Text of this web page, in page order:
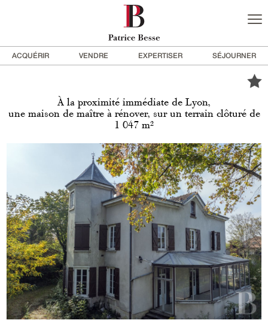
ACQUÉRIR VENDRE EXPERTISER SÉJOURNER
À la proximité immédiate de Lyon,
une maison de maître à rénover, sur un terrain clôturé de
1 047 m²